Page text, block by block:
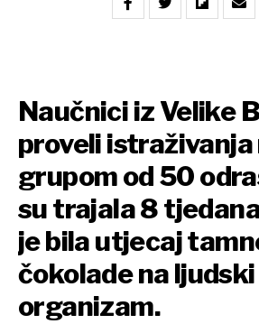
Naučnici iz Velike
proveli istraživanja
grupom od 50
su trajala 8
je bila utjecaj
čokolade na ljudski
organizam.